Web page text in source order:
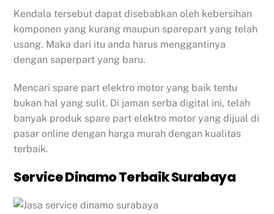
Kendala tersebut dapat disebabkan oleh kebersihan
komponen yang kurang maupun sparepart yang telah
usang. Maka dari itu anda harus menggantinya
dengan saperpart yang baru.
Mencari spare part elektro motor yang baik tentu
bukan hal yang sulit. Di jaman serba digital ini, telah
banyak produk spare part elektro motor yang dijual di
pasar online dengan harga murah dengan kualitas
terbaik.
Service Dinamo Terbaik Surabaya